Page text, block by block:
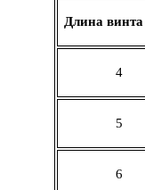
Длина
4
5
6